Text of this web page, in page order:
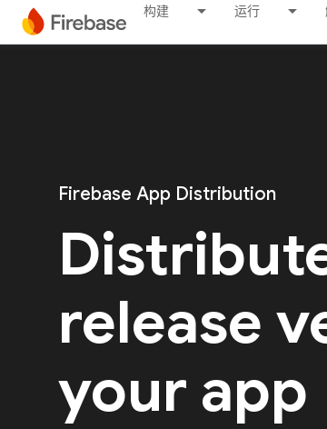
构建 运行
Firebase App Distribution
release
your app